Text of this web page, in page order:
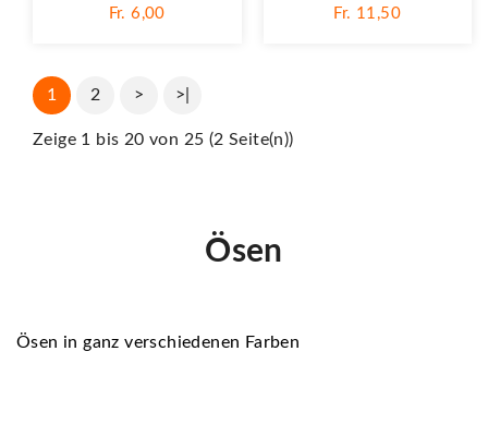
Fr. 6,00 Fr. 11,50
1 2 > >|
Zeige 1 bis 20 von 25 (2 Seite(n))
Ösen
Ösen in ganz verschiedenen Farben